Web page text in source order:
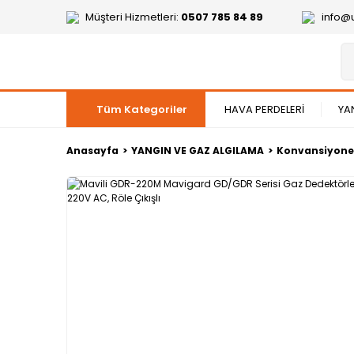
Müşteri Hizmetleri: 0507 785 84 89
Tüm Kategoriler HAVA PERDELERİ
Anasayfa YANGIN VE GAZ ALGILAMA